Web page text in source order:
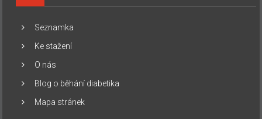
Seznamka
Ke stažení
O nás
Blog o běhání diabetika
Mapa stránek